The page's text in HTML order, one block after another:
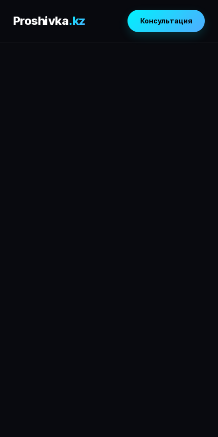
Proshivka.kz Консультация